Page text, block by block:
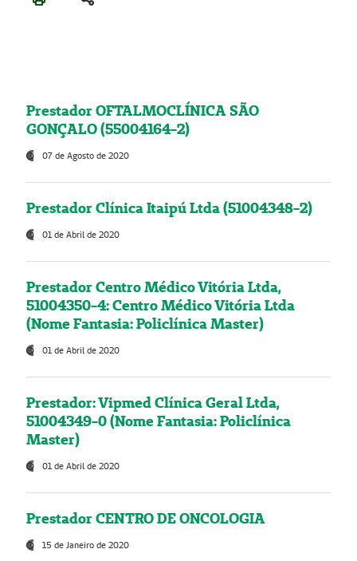
Prestador OFTALMOCLÍNICA SÃO
GONÇALO (55004164-2)
07 de Agosto de 2020
Prestador Clínica Itaipú Ltda (51004348-2)
01 de Abril de 2020
Prestador Centro Médico Vitória Ltda,
51004350-4: Centro Médico Vitória Ltda
(Nome Fantasia: Policlínica Master)
01 de Abril de 2020
Prestador: Vipmed Clínica Geral Ltda,
51004349-0 (Nome Fantasia: Policlínica
Master)
01 de Abril de 2020
Prestador CENTRO DE ONCOLOGIA
15 de Janeiro de 2020